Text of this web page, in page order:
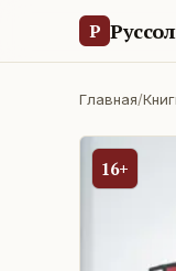
Р
Главная/
16+